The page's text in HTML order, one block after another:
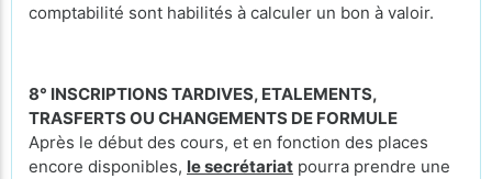
comptabilité sont habilités à calculer un bon à valoir.
8° INSCRIPTIONS TARDIVES, ETALEMENTS,
TRASFERTS OU CHANGEMENTS DE FORMULE
Après le début des cours, et en fonction des places
encore disponibles, le secrétariat pourra prendre une